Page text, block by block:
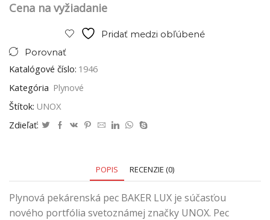
Cena na vyžiadanie
Pridať medzi obľúbené
Porovnať
Katalógové číslo: 1946
Kategória Plynové
Štítok: UNOX
Zdieľať:
POPIS RECENZIE (0)
Plynová pekárenská pec BAKER LUX je súčasťou
nového portfólia svetoznámej značky UNOX. Pec